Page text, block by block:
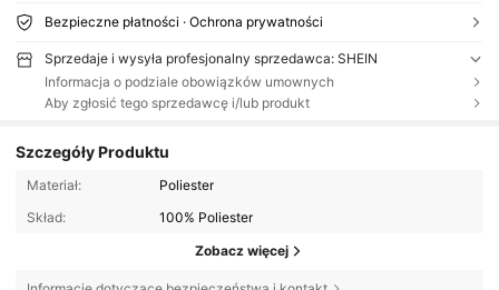
Bezpieczne płatności · Ochrona prywatności
Sprzedaje i wysyła profesjonalny sprzedawca: SHEIN
Informacja o podziale obowiązków umownych
Aby zgłosić tego sprzedawcę i/lub produkt
Szczegóły Produktu
Materiał:
Poliester
Skład:
100% Poliester
Zobacz więcej